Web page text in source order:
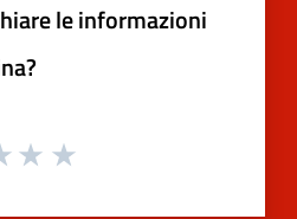
le informazioni